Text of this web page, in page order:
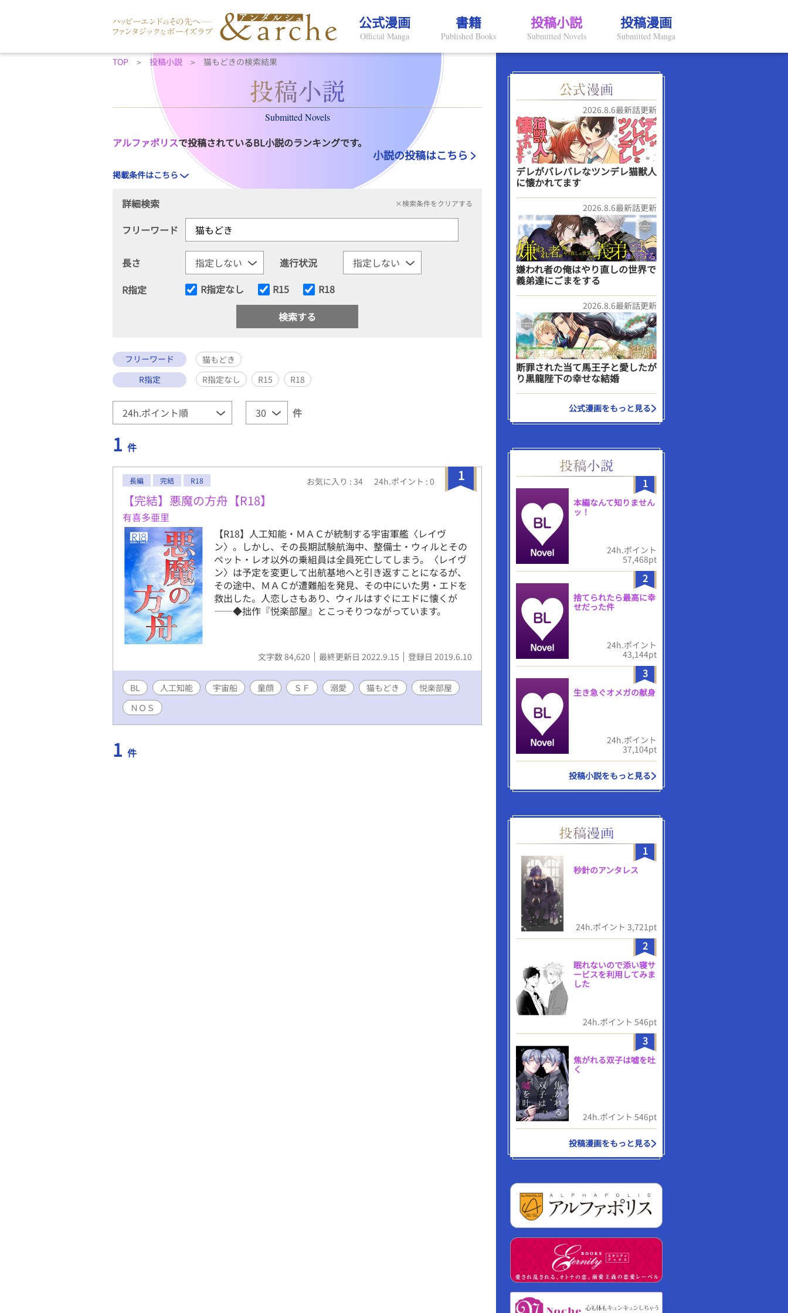
公式漫画
Official Manga
書籍
Published Books
投稿小説
Submitted Novels
投稿漫画
Submitted Manga
TOP 投稿小説 猫もどきの検索結果
Submitted Novels
アルファポリスで投稿されているBL小説のランキングです。
小説の投稿はこちら
掲載条件はこちら
詳細検索 ×検索条件をクリアする
フリーワード
長さ
進行状況
R指定
R指定なし R15 R18
フリーワード
猫もどき
R指定
R指定なし R15 R18
件
1 件
1
長編 完結 R18 お気に入り : 34 24h.ポイント : 0
【完結】悪魔の方舟【R18】
有喜多亜里
【R18】人工知能・ＭＡＣが統制する宇宙軍艦〈レイヴ
ン〉。しかし、その長期試験航海中、整備士・ウィルとその
ペット・レオ以外の乗組員は全員死亡してしまう。〈レイヴ
ン〉は予定を変更して出航基地へと引き返すことになるが、
その途中、ＭＡＣが遭難船を発見、その中にいた男・エドを
救出した。人恋しさもあり、ウィルはすぐにエドに懐くが
――◆拙作『悦楽部屋』とこっそりつながっています。
文字数 84,620 最終更新日 2022.9.15 登録日 2019.6.10
BL 人工知能 宇宙船 童顔 ＳＦ 溺愛 猫もどき
悦楽部屋
ＮＯＳ
1 件
2026.8.6最新話更新
デレがバレバレなツンデレ猫獣人
に懐かれてます
2026.8.6最新話更新
嫌われ者の俺はやり直しの世界で
義弟達にごまをする
2026.8.6最新話更新
断罪された当て馬王子と愛したが
り黒龍陛下の幸せな結婚
公式漫画をもっと見る
1
本編なんて知りません
ッ！
24h.ポイント
57,468pt
2
捨てられたら最高に幸
せだった件
24h.ポイント
43,144pt
3
生き急ぐオメガの献身
24h.ポイント
37,104pt
投稿小説をもっと見る
1
秒針のアンタレス
24h.ポイント 3,721pt
2
眠れないので添い寝サ
ービスを利用してみま
した
24h.ポイント 546pt
3
焦がれる双子は嘘を吐
く
24h.ポイント 546pt
投稿漫画をもっと見る